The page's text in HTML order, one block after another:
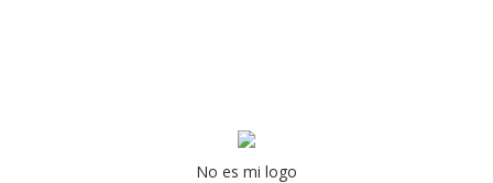
No es mi logo